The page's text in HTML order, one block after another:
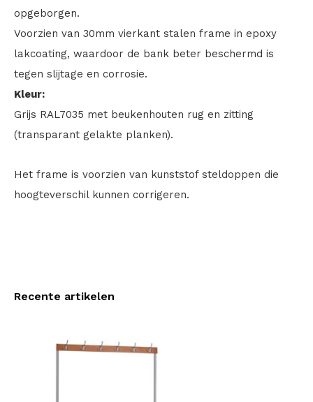
opgeborgen.
Voorzien van 30mm vierkant stalen frame in epoxy
lakcoating, waardoor de bank beter beschermd is
tegen slijtage en corrosie.
Kleur:
Grijs RAL7035 met beukenhouten rug en zitting
(transparant gelakte planken).
Het frame is voorzien van kunststof steldoppen die
hoogteverschil kunnen corrigeren.
Recente artikelen